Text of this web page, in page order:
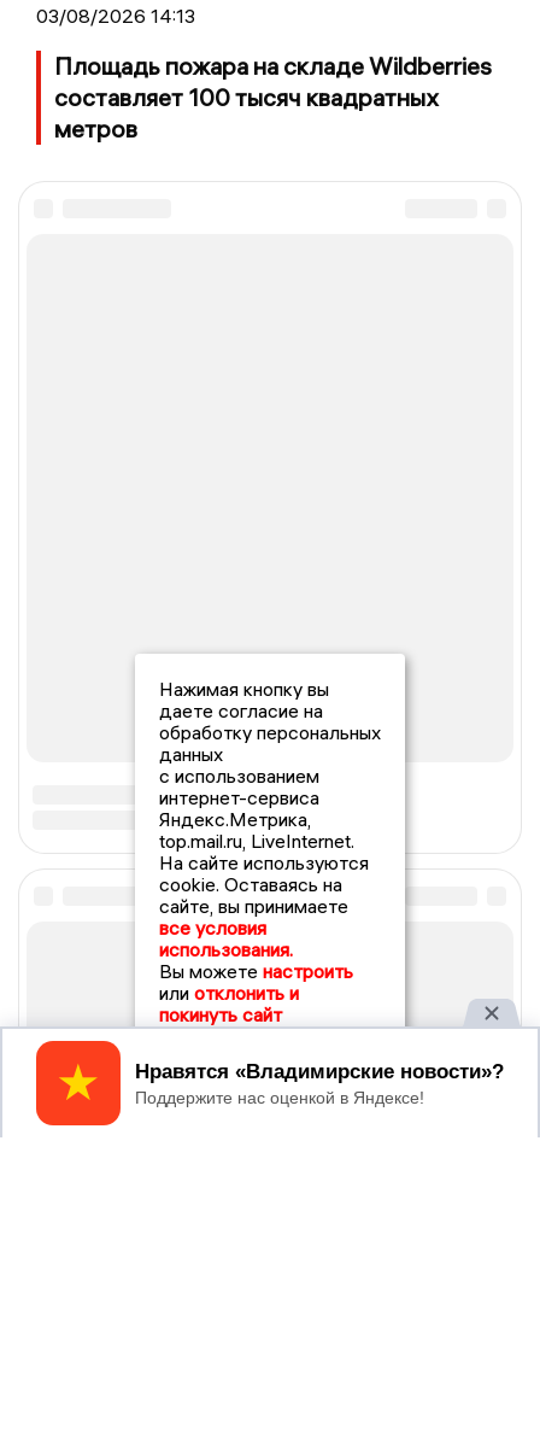
03/08/2026 14:13
Площадь пожара на складе Wildberries
составляет 100 тысяч квадратных
метров
Нажимая кнопку вы
даете согласие на
обработку персональных
данных
с использованием
интернет-сервиса
Яндекс.Метрика,
top.mail.ru, LiveInternet.
На сайте используются
cookie. Оставаясь на
сайте, вы принимаете
все условия
использования.
Вы можете настроить
или отклонить и
покинуть сайт
Принять